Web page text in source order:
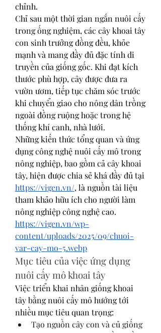
chỉnh.
Chỉ sau một thời gian ngắn nuôi cấy
trong ống nghiệm, các cây khoai tây
con sinh trưởng đồng đều, khỏe
mạnh và mang đầy đủ đặc tính di
truyền của giống gốc. Khi đạt kích
thước phù hợp, cây được đưa ra
vườn ươm, tiếp tục chăm sóc trước
khi chuyển giao cho nông dân trồng
ngoài đồng ruộng hoặc trong hệ
thống khí canh, nhà lưới.
Những kiến thức tổng quan và ứng
dụng công nghệ nuôi cấy mô trong
nông nghiệp, bao gồm cả cây khoai
https://vigen.vn/, là nguồn tài liệu
tham khảo hữu ích cho người làm
nông nghiệp công nghệ cao.
https://vigen.vn/wp-
content/uploads/2025/09/chuoi-
var-cay-mo-5.webp
Mục tiêu của việc ứng dụng
nuôi cấy mô khoai tây
Việc triển khai nhân giống khoai
tây bằng nuôi cấy mô hướng tới
nhiều mục tiêu quan trọng:
Tạo nguồn cây con và củ giống